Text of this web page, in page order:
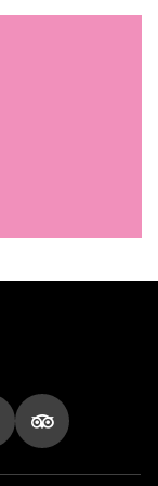
X sur LinkedIn
nous sur
Suivez nous